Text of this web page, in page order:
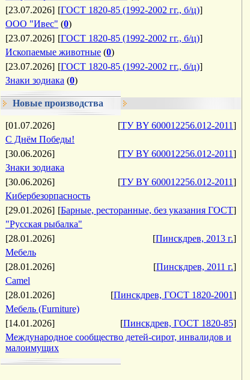
[23.07.2026] [ГОСТ 1820-85 (1992-2002 гг., б/ц)]
ООО "Ивес" (0)
[23.07.2026] [ГОСТ 1820-85 (1992-2002 гг., б/ц)]
Ископаемые животные (0)
[23.07.2026] [ГОСТ 1820-85 (1992-2002 гг., б/ц)]
Знаки зодиака (0)
Новые производства
[01.07.2026] [ТУ BY 600012256.012-2011]
С Днём Победы!
[30.06.2026]
[ТУ BY 600012256.012-2011]
Знаки зодиака
[30.06.2026]
[ТУ BY 600012256.012-2011]
Кибербезорпасность
[29.01.2026] [Барные, ресторанные, без указания ГОСТ]
"Русская рыбалка"
[28.01.2026]
[Пинскдрев, 2013 г.]
Мебель
[28.01.2026]
[Пинскдрев, 2011 г.]
Camel
[28.01.2026]
[Пинскдрев, ГОСТ 1820-2001]
Мебель (Furniture)
[14.01.2026]
[Пинскдрев, ГОСТ 1820-85]
Международное сообщество детей-сирот, инвалидов и
малоимущих